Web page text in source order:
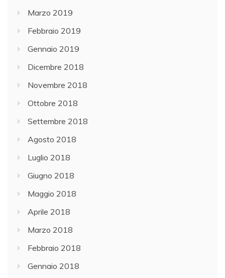
Marzo 2019
Febbraio 2019
Gennaio 2019
Dicembre 2018
Novembre 2018
Ottobre 2018
Settembre 2018
Agosto 2018
Luglio 2018
Giugno 2018
Maggio 2018
Aprile 2018
Marzo 2018
Febbraio 2018
Gennaio 2018